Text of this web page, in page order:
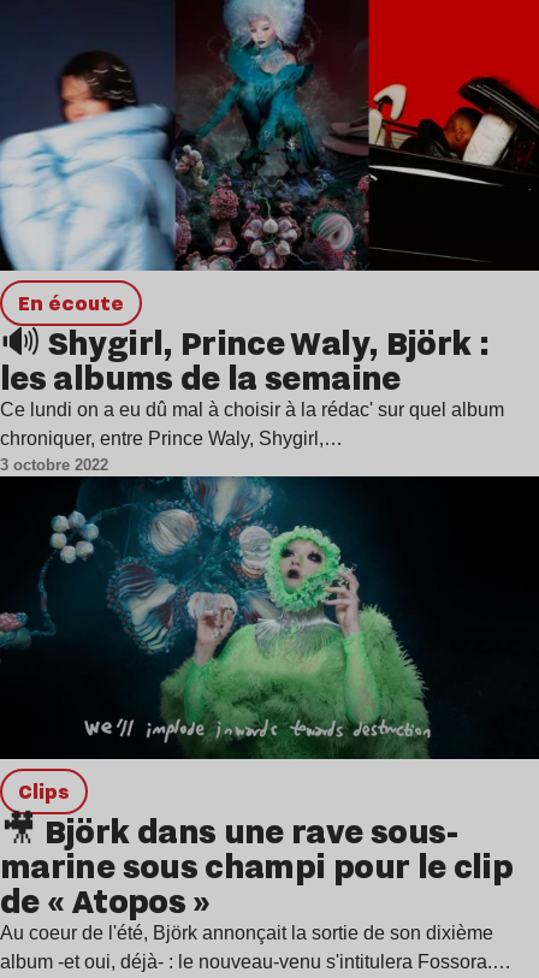
en écoute
🔊 Shygirl, Prince Waly, Björk :
les albums de la semaine
Ce lundi on a eu dû mal à choisir à la rédac' sur quel album
chroniquer, entre Prince Waly, Shygirl,…
3 octobre 2022
clips
🎥 Björk dans une rave sous-
marine sous champi pour le clip
de « Atopos »
Au coeur de l'été, Björk annonçait la sortie de son dixième
album -et oui, déjà- : le nouveau-venu s'intitulera Fossora.…